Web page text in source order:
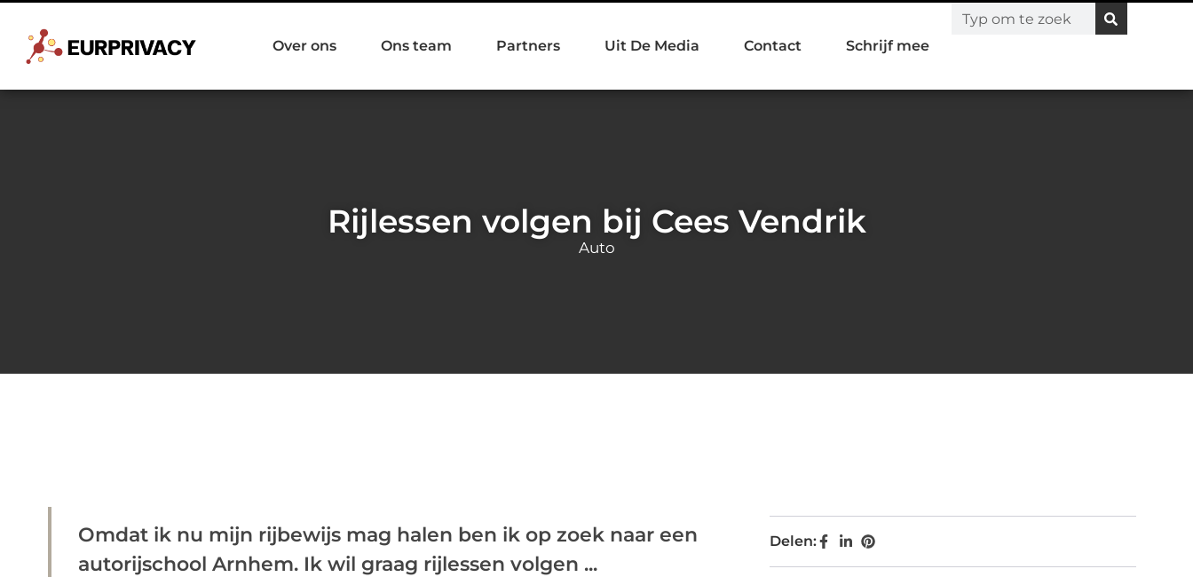
Over ons Ons team Partners Uit De Media Contact Schrijf mee
Rijlessen volgen bij Cees Vendrik
Auto
Omdat ik nu mijn rijbewijs mag halen ben ik op zoek naar een
autorijschool Arnhem. Ik wil graag rijlessen volgen ...
Delen: